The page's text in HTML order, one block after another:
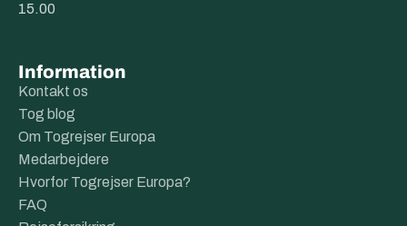
15.00
Information
Kontakt os
Tog blog
Om Togrejser Europa
Medarbejdere
Hvorfor Togrejser Europa?
FAQ